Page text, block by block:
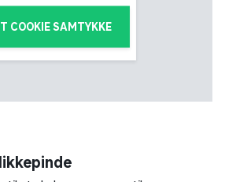
COOKIE SAMTYKKE